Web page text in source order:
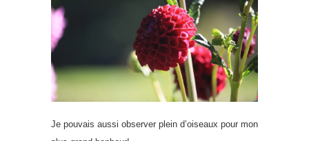
Je pouvais aussi observer plein d’oiseaux pour mon